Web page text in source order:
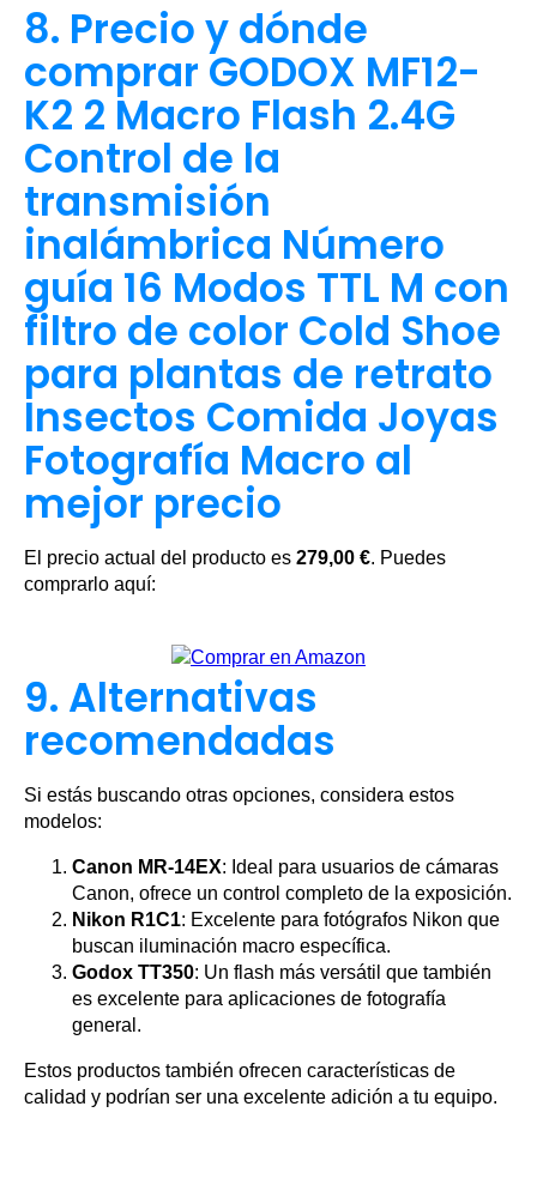
8. Precio y dónde
comprar GODOX MF12-
K2 2 Macro Flash 2.4G
Control de la
transmisión
inalámbrica Número
guía 16 Modos TTL M con
filtro de color Cold Shoe
para plantas de retrato
Insectos Comida Joyas
Fotografía Macro al
mejor precio
El precio actual del producto es 279,00 €. Puedes
comprarlo aquí:
9. Alternativas
recomendadas
Si estás buscando otras opciones, considera estos
modelos:
Canon MR-14EX: Ideal para usuarios de cámaras
Canon, ofrece un control completo de la exposición.
Nikon R1C1: Excelente para fotógrafos Nikon que
buscan iluminación macro específica.
Godox TT350: Un flash más versátil que también
es excelente para aplicaciones de fotografía
general.
Estos productos también ofrecen características de
calidad y podrían ser una excelente adición a tu equipo.